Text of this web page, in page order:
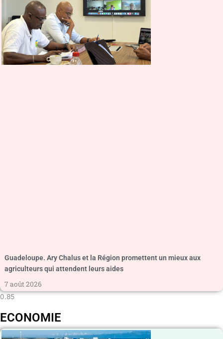
Guadeloupe. Ary Chalus et la Région promettent un mieux aux
agriculteurs qui attendent leurs aides
7 août 2026
ECONOMIE